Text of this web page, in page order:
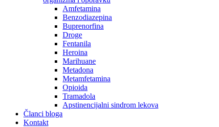
Amfetamina
Benzodiazepina
Buprenorfina
Droge
Fentanila
Heroina
Marihuane
Metadona
Metamfetamina
Opioida
Tramadola
Apstinencijalni sindrom lekova
Članci bloga
Kontakt